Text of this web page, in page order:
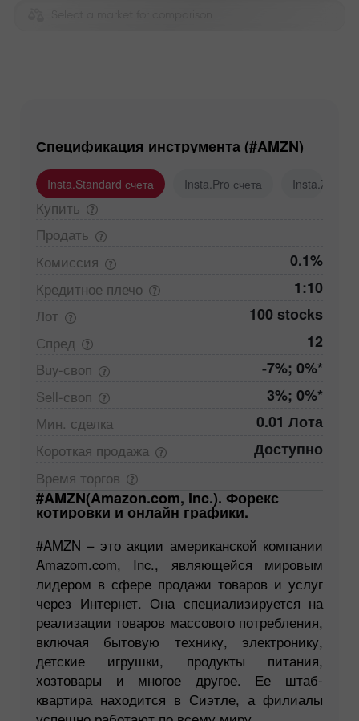
Спецификация инструмента (#AMZN)
Insta.Standard счета Insta.Pro счета Insta.Zero
Купить
Продать
Комиссия
0.1%
Кредитное плечо 1:10
Лот 100 stocks
Спред 12
Buy-своп -7%; 0%*
Sell-своп 3%; 0%*
Мин. сделка 0.01 Лота
Короткая продажа Доступно
Время торгов
#AMZN(Amazon.com, Inc.). Форекс
котировки и онлайн графики.
#AMZN – это акции американской компании
Amazom.com, Inc., являющейся мировым
лидером в сфере продажи товаров и услуг
через Интернет. Она специализируется на
реализации товаров массового потребления,
включая бытовую технику, электронику,
детские игрушки, продукты питания,
хозтовары и многое другое. Ее штаб-
квартира находится в Сиэтле, а филиалы